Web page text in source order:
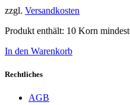
zzgl. Versandkosten
Produkt enthält: 10 Korn
In den Warenkorb
Rechtliches
AGB